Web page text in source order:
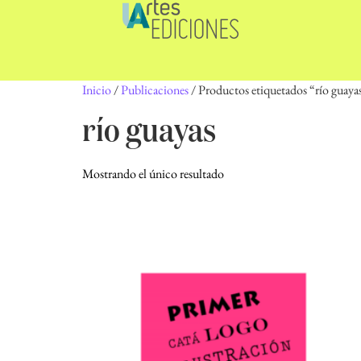
Inicio/Publicaciones/ Productos etiquetados “río
río guayas
Mostrando el único resultado